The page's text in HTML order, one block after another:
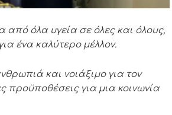
από όλα υγεία σε όλες και όλους,
ένα καλύτερο μέλλον.
και νοιάξιμο για τον
προϋποθέσεις για μια κοινωνία